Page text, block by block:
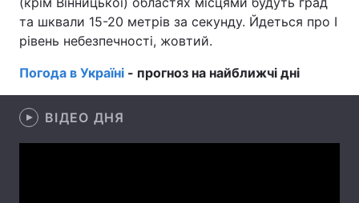
Спорт Наука
Техно і зв'язок Лайт
Зброя Інциденти
Здоров'я
Цікавинки Погода
та шквали 15-20 метрів за секунду. Йдеться про I
рівень небезпечності, жовтий.
Погода в Україні - прогноз на найближчі дні
ВІДЕО ДНЯ